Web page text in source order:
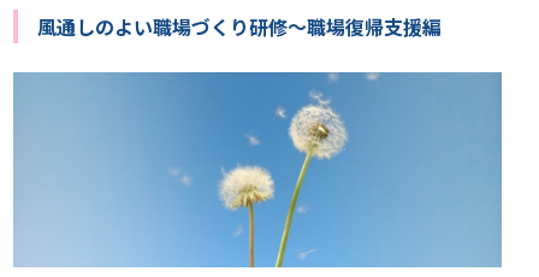
風通しのよい職場づくり研修～職場復帰支援編